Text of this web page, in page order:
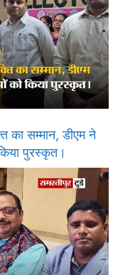
का सम्मान, डीएम ने
पुरस्कृत।